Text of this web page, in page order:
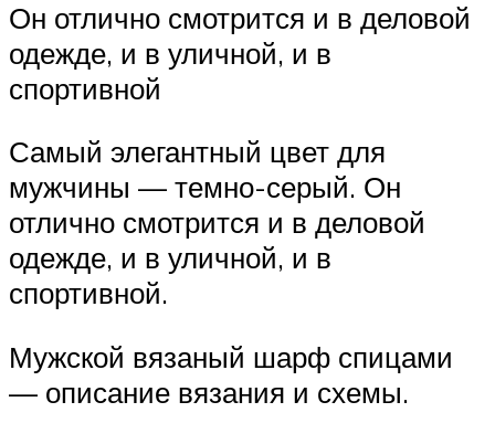
Он отлично смотрится и в деловой
одежде, и в уличной, и в
спортивной
Самый элегантный цвет для
мужчины — темно-серый. Он
отлично смотрится и в деловой
одежде, и в уличной, и в
спортивной.
Мужской вязаный шарф спицами
— описание вязания и схемы.